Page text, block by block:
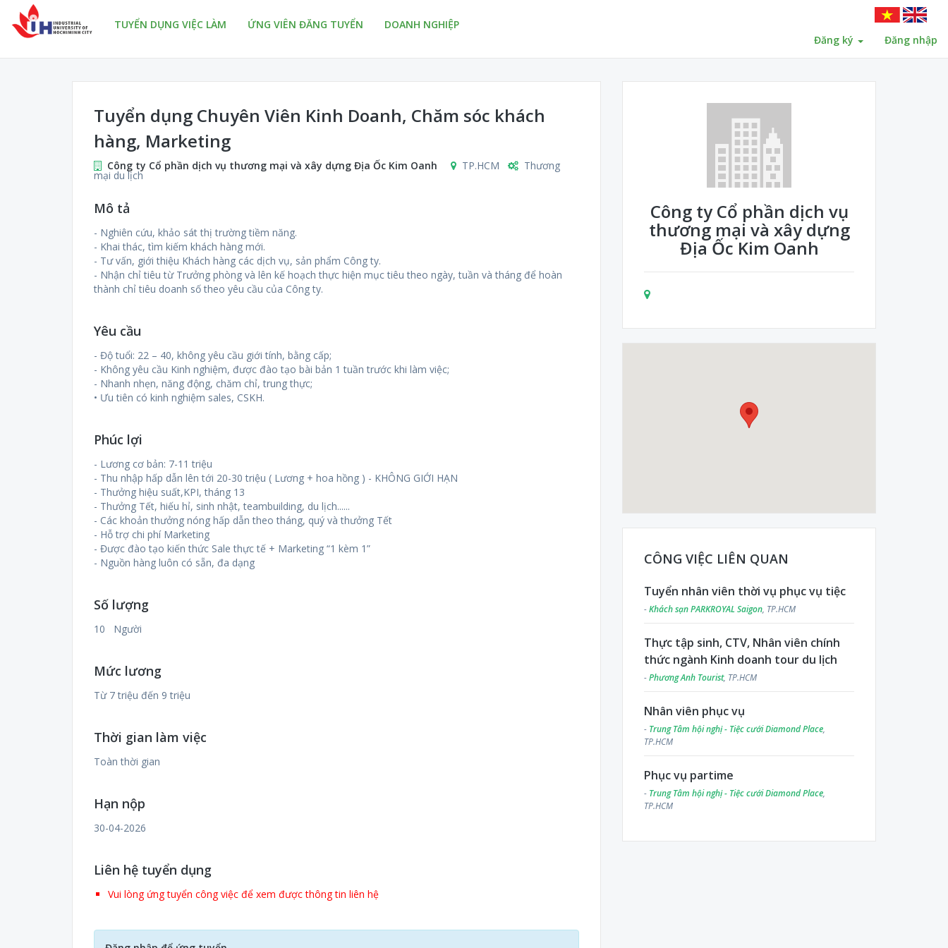
TUYỂN DỤNG VIỆC LÀM ỨNG VIÊN ĐĂNG TUYỂN
DOANH NGHIỆP
Đăng ký
Đăng nhập
Tuyển dụng Chuyên Viên Kinh Doanh, Chăm sóc khách
hàng, Marketing
Công ty Cổ phần dịch vụ thương mại và xây dựng Địa Ốc Kim Oanh TP.HCM Thương
mại du lịch
Mô tả
- Nghiên cứu, khảo sát thị trường tiềm năng.
- Khai thác, tìm kiếm khách hàng mới.
- Tư vấn, giới thiệu Khách hàng các dịch vụ, sản phẩm Công ty.
- Nhận chỉ tiêu từ Trưởng phòng và lên kế hoạch thực hiện mục tiêu theo ngày, tuần và tháng để hoàn
thành chỉ tiêu doanh số theo yêu cầu của Công ty.
Yêu cầu
- Độ tuổi: 22 – 40, không yêu cầu giới tính, bằng cấp;
- Không yêu cầu Kinh nghiệm, được đào tạo bài bản 1 tuần trước khi làm việc;
- Nhanh nhẹn, năng động, chăm chỉ, trung thực;
• Ưu tiên có kinh nghiệm sales, CSKH.
Phúc lợi
- Lương cơ bản: 7-11 triệu
- Thu nhập hấp dẫn lên tới 20-30 triệu ( Lương + hoa hồng ) - KHÔNG GIỚI HẠN
- Thưởng hiệu suất,KPI, tháng 13
- Thưởng Tết, hiếu hỉ, sinh nhật, teambuilding, du lịch......
- Các khoản thưởng nóng hấp dẫn theo tháng, quý và thưởng Tết
- Hỗ trợ chi phí Marketing
- Được đào tạo kiến thức Sale thực tế + Marketing “1 kèm 1”
- Nguồn hàng luôn có sẵn, đa dạng
Số lượng
10 Người
Mức lương
Từ 7 triệu đến 9 triệu
Thời gian làm việc
Toàn thời gian
Hạn nộp
30-04-2026
Liên hệ tuyển dụng
Vui lòng ứng tuyển công việc để xem được thông tin liên hệ
Công ty Cổ phần dịch vụ
thương mại và xây dựng
Địa Ốc Kim Oanh
CÔNG VIỆC LIÊN QUAN
Tuyển nhân viên thời vụ phục vụ tiệc
-Khách sạn PARKROYAL Saigon, TP.HCM
Thực tập sinh, CTV, Nhân viên chính
thức ngành Kinh doanh tour du lịch
-Phương Anh Tourist, TP.HCM
Nhân viên phục vụ
- Trung Tâm hội nghị - Tiệc cưới Diamond Place,
TP.HCM
Phục vụ partime
- Trung Tâm hội nghị - Tiệc cưới Diamond Place,
TP.HCM